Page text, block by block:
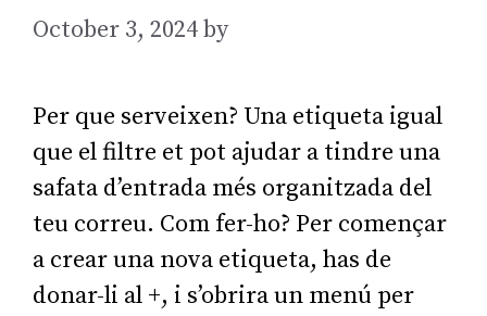
October 3, 2024by
Per que serveixen? Una etiqueta igual
que el filtre et pot ajudar a tindre una
safata d’entrada més organitzada del
teu correu. Com fer-ho? Per començar
a crear una nova etiqueta, has de
donar-li al +, i s’obrira un menú per